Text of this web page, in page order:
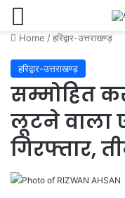
Home /हरिद्वार-उत्तराखण्ड़
हरिद्वार-उत्तराखण्ड़
सम्मोहित
लूटने वाला
गिरफ्तार,